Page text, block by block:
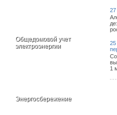
Общедомовой учет
электроэнергии
Энергосбережение
1